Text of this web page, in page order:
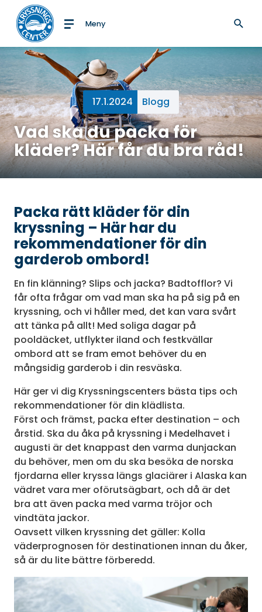
Till startsidan
Meny
17.1.2024 Blogg
Vad ska du packa för
kläder? Här får du bra råd!
Packa rätt kläder för din
kryssning – Här har du
rekommendationer för din
garderob ombord!
En fin klänning? Slips och jacka? Badtofflor? Vi
får ofta frågar om vad man ska ha på sig på en
kryssning, och vi håller med, det kan vara svårt
att tänka på allt! Med soliga dagar på
pooldäcket, utflykter iland och festkvällar
ombord att se fram emot behöver du en
mångsidig garderob i din resväska.
Här ger vi dig Kryssningscenters bästa tips och
rekommendationer för din klädlista.
Först och främst, packa efter destination – och
årstid. Ska du åka på kryssning i Medelhavet i
augusti är det knappast den varma dunjackan
du behöver, men om du ska besöka de norska
fjordarna eller kryssa längs glaciärer i Alaska kan
vädret vara mer oförutsägbart, och då är det
bra att även packa med varma tröjor och
vindtäta jackor.
Oavsett vilken kryssning det gäller: Kolla
väderprognosen för destinationen innan du åker,
så är du lite bättre förberedd.